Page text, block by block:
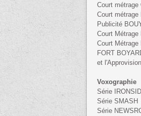
Court
Court métrage
Publicité
Court Métrage
Court
FORT
et
Voxographie
Série
Série SMASH
Série